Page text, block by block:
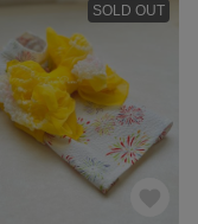
SOLD OUT